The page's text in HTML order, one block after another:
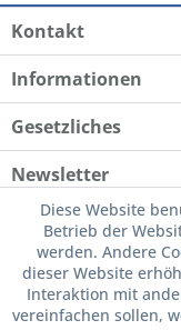
Kontakt
Informationen
Gesetzliches
Newsletter
Diese Website
Betrieb der
werden. Andere
dieser Website
Interaktion mit
vereinfachen sollen,